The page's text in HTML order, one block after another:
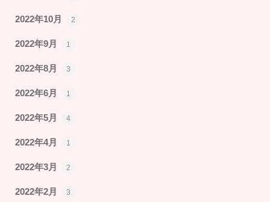
2022年10月 2
2022年9月 1
2022年8月 3
2022年6月 1
2022年5月 4
2022年4月 1
2022年3月 2
2022年2月 3